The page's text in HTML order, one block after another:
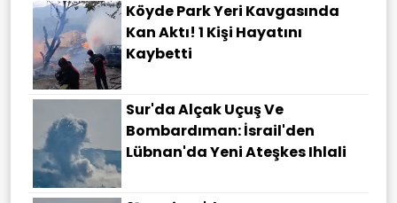
Köyde Park Yeri Kavgasında
Kan Aktı! 1 Kişi Hayatını
Kaybetti
Sur'da Alçak Uçuş Ve
Bombardıman: İsrail'den
Lübnan'da Yeni Ateşkes Ihlali